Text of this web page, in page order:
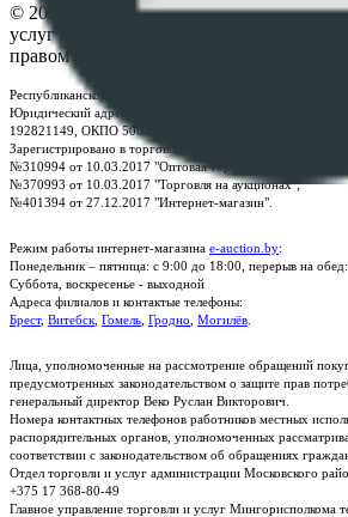
© 2026 Республиканское унитарное
услуг "БелЮрОбеспечение" - Все права
правом
Республиканское унитарное предприятие по оказанию
Юридический адрес: г. Минск, пр-т. Дзержинского, 1Б, e-
192821149, ОКПО 500111895000
Зарегистрировано в торговом реестре Республики
№310994 от 10.03.2017 "Оптовая торговля без торговых
№370993 от 10.03.2017 "Торговля на аукционах";
№401394 от 27.12.2017 "Интернет-магазин".
Режим работы интернет-магазина e-auction.by:
Понедельник – пятница: с 9:00 до 18:00, перерыв на
Суббота, воскресенье - выходной
Адреса филиалов и контактые телефоны:
Брест, Витебск Гомель Гродно Могилёв
Лица, уполномоченные на рассмотрение обращений
предусмотренных законодательством о защите прав
генеральный директор Веко Руслан Викторович.
Номера контактных телефонов работников местных
распорядительных органов, уполномоченных
соответствии с законодательством об обращениях
Отдел торговли и услуг администрации Московского
+375 17 368-80-49
Главное управление торговли и услуг Мингорисполкома